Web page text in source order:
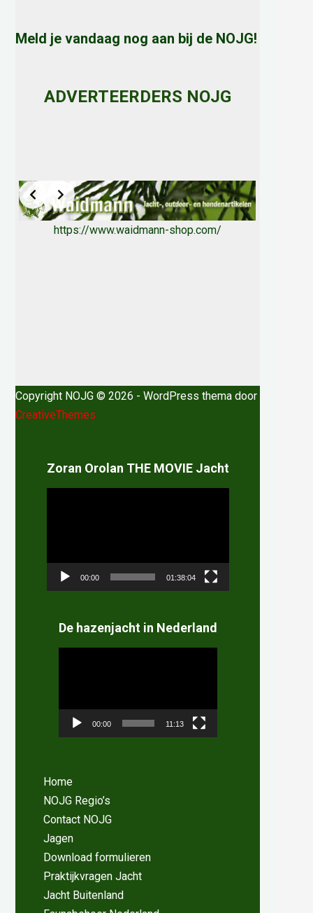
Meld je vandaag nog aan bij de NOJG!
ADVERTEERDERS NOJG
https://www.waidmann-shop.com/
Copyright NOJG © 2026 - WordPress thema door
CreativeThemes
Zoran Orolan THE MOVIE Jacht
00:00 01:38:04
De hazenjacht in Nederland
00:00 11:13
Home
NOJG Regio’s
Contact NOJG
Jagen
Download formulieren
Praktijkvragen Jacht
Jacht Buitenland